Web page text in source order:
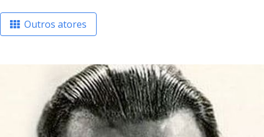
Outros atores